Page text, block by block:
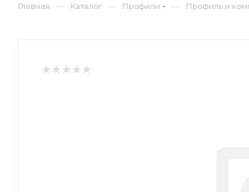
Главная — Каталог — Профили — Профиль и